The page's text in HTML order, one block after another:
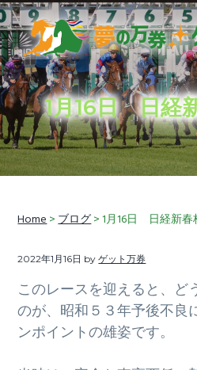
S
k
i
p
t
o
p
r
i
S
k
i
p
t
o
m
a
i
S
k
i
p
t
o
f
o
o
夢の万券ゲット！
穴
馬
券
予
想
に
加
え
て、
競
馬
ラ
イ
も
お
し
ま
1月16日 日経
Home>ブログ> 1月16日 日経新春
2022年1月16日 byゲット万券
このレースを迎えると、ど
のが、昭和５３年予後不良
ンポイントの雄姿です。